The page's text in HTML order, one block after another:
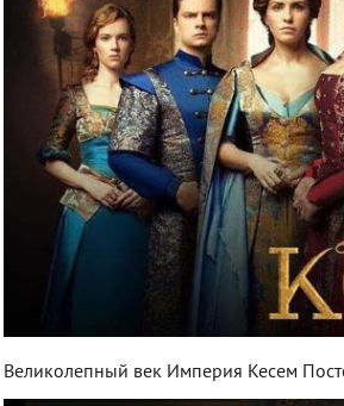
Великолепный век Империя Кесем